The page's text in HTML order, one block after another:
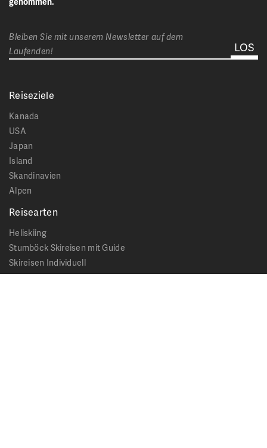
Bleiben Sie mit unserem Newsletter auf dem
Laufenden!
Reiseziele
Kanada
USA
Japan
Island
Skandinavien
Alpen
Reisearten
Heliskiing
Stumböck Skireisen mit Guide
Skireisen Individuell
Catskiing